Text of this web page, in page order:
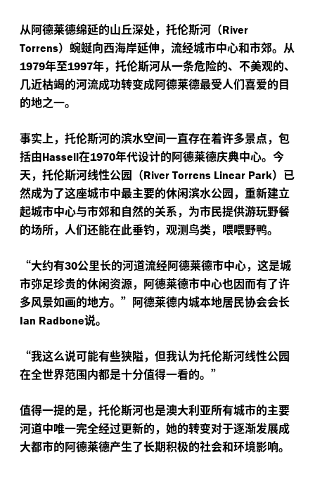
从阿德莱德绵延的山丘深处，托伦斯河（River
Torrens）蜿蜒向西海岸延伸，流经城市中心和市郊。从
1979年至1997年，托伦斯河从一条危险的、不美观的、
几近枯竭的河流成功转变成阿德莱德最受人们喜爱的目
的地之一。
事实上，托伦斯河的滨水空间一直存在着许多景点，包
括由Hassell在1970年代设计的阿德莱德庆典中心。今
天，托伦斯河线性公园（River Torrens Linear Park）已
然成为了这座城市中最主要的休闲滨水公园，重新建立
起城市中心与市郊和自然的关系，为市民提供游玩野餐
的场所，人们还能在此垂钓，观测鸟类，喂喂野鸭。
“大约有30公里长的河道流经阿德莱德市中心，这是城
市弥足珍贵的休闲资源，阿德莱德市中心也因而有了许
多风景如画的地方。”阿德莱德内城本地居民协会会长
Ian Radbone说。
“我这么说可能有些狭隘，但我认为托伦斯河线性公园
在全世界范围内都是十分值得一看的。”
值得一提的是，托伦斯河也是澳大利亚所有城市的主要
河道中唯一完全经过更新的，她的转变对于逐渐发展成
大都市的阿德莱德产生了长期积极的社会和环境影响。